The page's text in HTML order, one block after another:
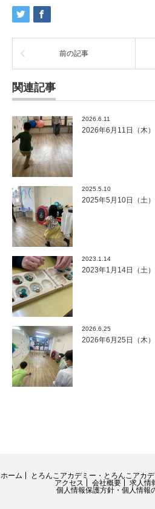
前の記事
関連記事
2026.6.11
2026年6月11日（木
2025.5.10
2025年5月10日（土
2023.1.14
2023年1月14日（土
2026.6.25
2026年6月25日（木
ホーム とろんこアカデミー・とろんこアカ
アクセス
会社概要 求人情
個人情報保護方針・個人情報